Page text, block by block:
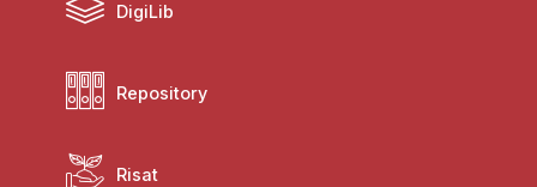
DigiLib
Repository
Risat